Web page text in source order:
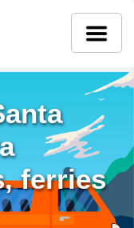
ferries